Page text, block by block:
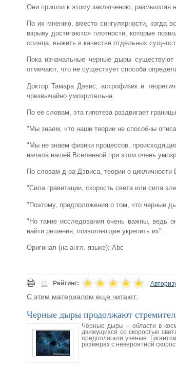
Они пришли к этому заключению, размышляя
По их мнению, вместо сингулярности, когда
взрыву достигаются плотности, которые
солнца, выжить в качестве отдельных
Пока изначальные черные дыры
отмечают, что не существует способа
Доктор Тамара Дэвис, астрофизик и
чрезвычайно умозрительна.
По ее словам, эта гипотеза раздвигает
"Мы знаем, что наши теории не способны
"Мы не знаем физики процессов,
начала нашей Вселенной при этом очень
По словам д-ра Дэвиса, теории о
"Сила гравитации, скорость света или сила
"Поэтому, предположения о том, что черные
"Но такие исследования очень важны, ведь
найти решения, позволяющие укрепить их".
Оригинал (на англ. языке): Abc
Рейтинг:
С этим материалом еще читают:
Черные дыры продолжают
Чёрные дыры – области в
движущихся со скоростью
предполагали ученые.
размерах с невероятной